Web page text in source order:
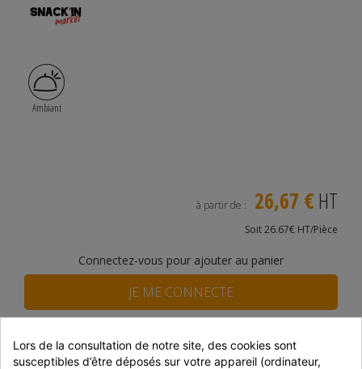
Ambiant
à partir de : 26,67 € HT
Soit 26.67€ HT/Pièce
Connectez-vous pour ajouter au panier
JE ME CONNECTE
JE M'INSCRIS
Lors de la consultation de notre site, des cookies sont
susceptibles d’être déposés sur votre appareil (ordinateur,